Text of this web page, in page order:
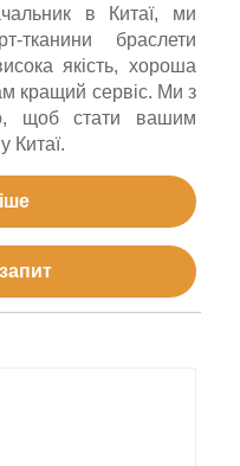
в Китаї, ми
тканини браслети
якість, хороша
кращий сервіс. Ми з
щоб стати вашим
Китаї.